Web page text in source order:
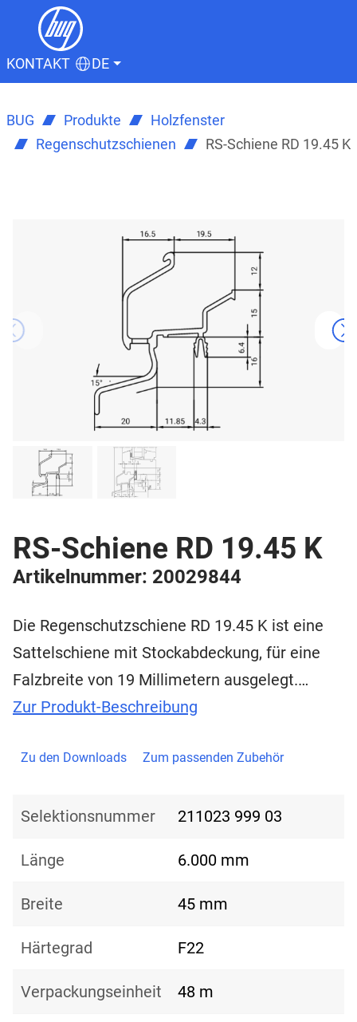
KONTAKT DE
BUG Produkte
Holzfenster
Regenschutzschienen
RS-Schiene RD 19.45 K
RS-Schiene RD 19.45 K
Artikelnummer: 20029844
Die Regenschutzschiene RD 19.45 K ist eine
Sattelschiene mit Stockabdeckung, für eine
Falzbreite von 19 Millimetern ausgelegt.…
Zur Produkt-Beschreibung
Zu den Downloads Zum passenden Zubehör
Selektionsnummer 211023 999 03
Länge 6.000 mm
Breite 45 mm
Härtegrad F22
Verpackungseinheit 48 m